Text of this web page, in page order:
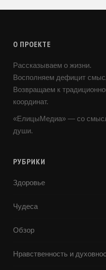
О ПРОЕКТЕ
Рассказываем о жизни.
Восполняем дефицит
Возвращаем к
координат.
«ЕлицыМедиа» — со
души.
РУБРИКИ
Здоровье
Чудеса
Обзор
Нравственность и